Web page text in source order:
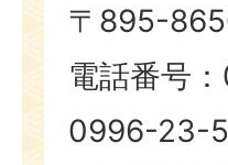
〒895-
電話番号
0996-23-